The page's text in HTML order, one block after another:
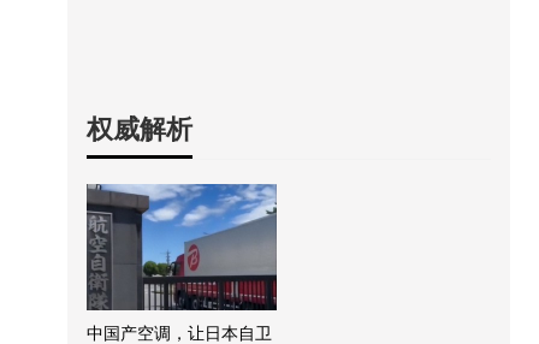
权威解析
中国产空调，让日本自卫